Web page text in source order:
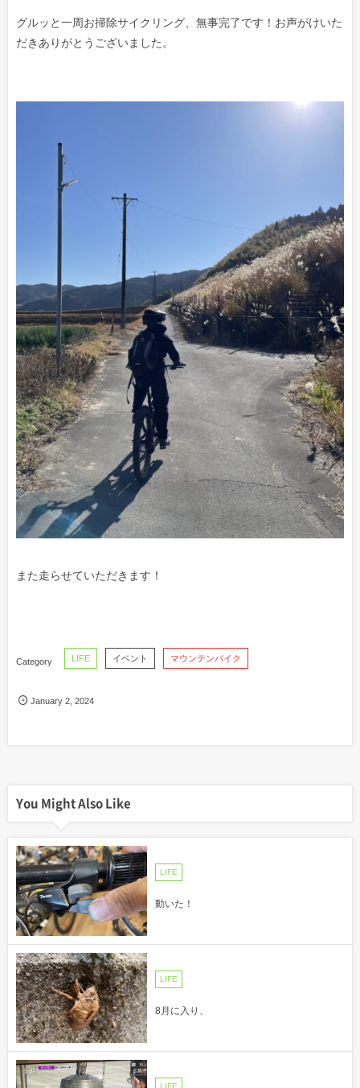
グルッと一周お掃除サイクリング、無事完了です！お声がけいた
だきありがとうございました。
また走らせていただきます！
LIFE イベント マウンテンバイク
January 2,2024
You Might Also Like
LIFE
動いた！
LIFE
8月に入り、